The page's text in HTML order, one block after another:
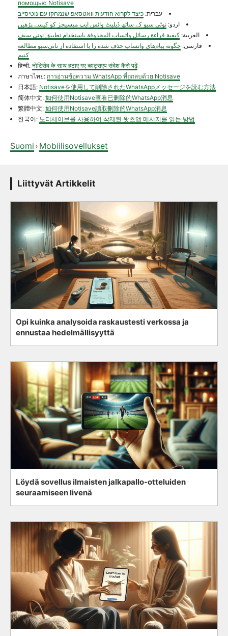
помощью Notisave
עברית: כיצד לקרוא הודעות וואטסאפ שנמחקו עם נוטיסייב
اردو: نوٹی سیو کے ساتھ ڈیلیٹ واٹس ایپ میسیجز کو کیسے پڑھیں
العربية: كيفية قراءة رسائل واتساب المحذوفة باستخدام تطبيق نوتي سيف
فارسی: چگونه پیام‌های واتساپ حذف شده را با استفاده از ناتی‌سیو مطالعه
کنیم
हिन्दी: नोटिसेव के साथ हटाए गए व्हाट्सएप संदेश कैसे पढ़ें
ภาษาไทย: การอ่านข้อความ WhatsApp ที่ถูกลบด้วย Notisave
日本語: Notisaveを使用して削除されたWhatsAppメッセージを読む方法
简体中文: 如何使用Notisave查看已删除的WhatsApp消息
繁體中文: 如何使用Notisave讀取刪除的WhatsApp消息
한국어: 노티세이브를 사용하여 삭제된 왓츠앱 메시지를 읽는 방법
Suomi › Mobiilisovellukset
Liittyvät Artikkelit
Opi kuinka analysoida raskaustesti verkossa ja
ennustaa hedelmällisyyttä
Löydä sovellus ilmaisten jalkapallo-otteluiden
seuraamiseen livenä